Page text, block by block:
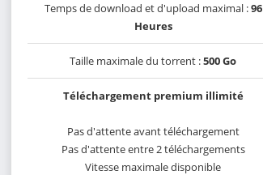
Temps de download et d'upload maximal :96
Heures
Taille maximale du torrent :500 Go
Téléchargement premium illimité
Pas d'attente avant téléchargement
Pas d'attente entre 2 téléchargements
Vitesse maximale disponible